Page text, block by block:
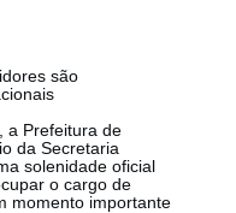
são
a Prefeitura de
da Secretaria
solenidade oficial
o cargo de
momento importante